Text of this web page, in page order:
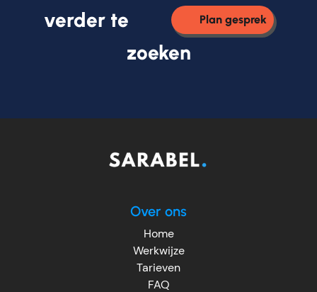
verder te
Plan gesprek
zoeken
Over ons
Home
Werkwijze
Tarieven
FAQ